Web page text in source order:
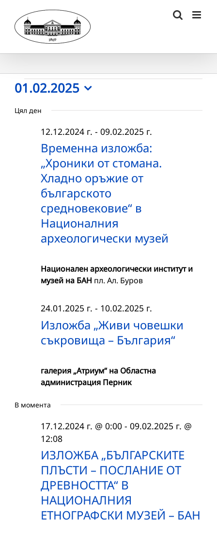
content
Събития
for
01.02.2025
01.02.2025
date.
Цял ден
Временна изложба:
„Хроники от стомана.
Хладно оръжие от
българското
средновековие“ в
Националния
археологически музей
12.12.2024 г. - 09.02.2025 г.
Национален археологически институт и
музей на БАН пл. Ал. Буров
Изложба „Живи човешки
съкровища – България“
24.01.2025 г. - 10.02.2025 г.
галерия „Атриум“ на Областна
администрация Перник
В момента
ИЗЛОЖБА „БЪЛГАРСКИТЕ
ПЛЪСТИ – ПОСЛАНИЕ ОТ
ДРЕВНОСТТА“ В
НАЦИОНАЛНИЯ
ЕТНОГРАФСКИ МУЗЕЙ – БАН
17.12.2024 г. @ 0:00 - 09.02.2025 г. @
12:08